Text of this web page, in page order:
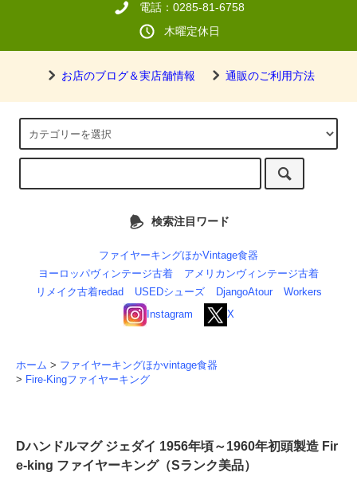
電話：0285-81-6758
木曜定休日
お店のブログ＆実店舗情報 通販のご利用方法
検索注目ワード
ファイヤーキングほかVintage食器
ヨーロッパヴィンテージ古着
アメリカンヴィンテージ古着
リメイク古着redad
USEDシューズ DjangoAtour
Workers
Instagram
X
ホーム > ファイヤーキングほかvintage食器
> Fire-Kingファイヤーキング
Dハンドルマグ ジェダイ 1956年頃～1960年初頭製造 Fir
e-king ファイヤーキング（Sランク美品）